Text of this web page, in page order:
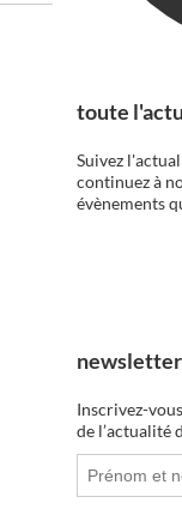
toute
Suivez
continuez à
évènements
newsletter
Inscrivez-
de l’actualité